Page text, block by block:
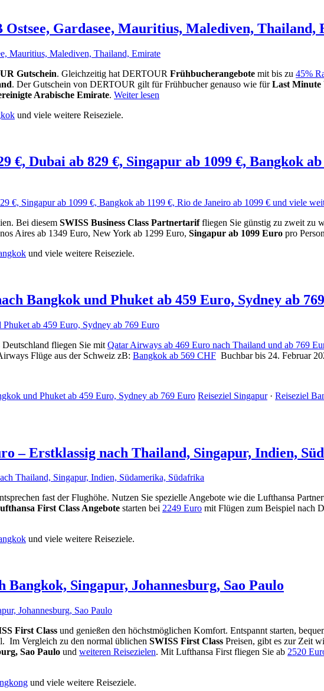
Gardasee, Mauritius, Malediven, Thailand,
Gutschein. Gleichzeitig hat DERTOUR Frühbucherangebote mit bis zu 45%
. Der Gutschein von DERTOUR gilt für Frühbucher genauso wie fürLast Minute
Arabische Emirate. Weiter lesen
und viele weitere Reiseziele.
€, Dubai ab 829 €, Singapur ab 1099 €, Bangkok
Bei diesem SWISS Business Class Partnertariffliegen Sie günstig zu zweit zu
Aires ab 1349 Euro, New York ab 1299 Euro, Singapur ab 1099 Euro pro
und viele weitere Reiseziele.
Bangkok und Phuket ab 459 Euro, Sydney ab
Deutschland fliegen Sie mit Qatar Airways ab 469 Euro nach Thailand und ab 769
Flüge aus der Schweiz zB: Bangkok ab 569 CHF Buchbar bis 24. Februar
und Phuket ab 459 Euro, Sydney ab 769 Euro Reiseziel Singapur· Reiseziel
– Erstklassig nach Thailand, Singapur, Indien,
fast der Flughöhe. Nutzen Sie spezielle Angebote wie die Lufthansa
First Class Angebote starten bei 2249 Euro mit Flügen zum Beispiel nach
und viele weitere Reiseziele.
Singapur, Johannesburg, Sao Paulo
First Class und genießen den höchstmöglichen Komfort. Entspannt starten,
Im Vergleich zu den normal üblichen SWISS First Class Preisen, gibt es zur Zeit
Sao Paulo und weiteren Reisezielen. Mit Lufthansa First fliegen Sie ab 2520
und viele weitere Reiseziele.